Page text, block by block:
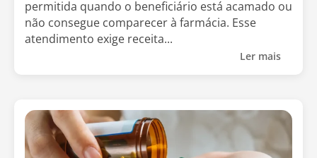
permitida quando o beneficiário está acamado ou
não consegue comparecer à farmácia. Esse
atendimento exige receita...
Ler mais